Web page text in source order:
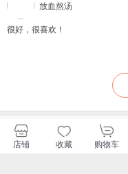
放血熬汤
很好，很喜欢！
果麦
店铺 收藏 购物车